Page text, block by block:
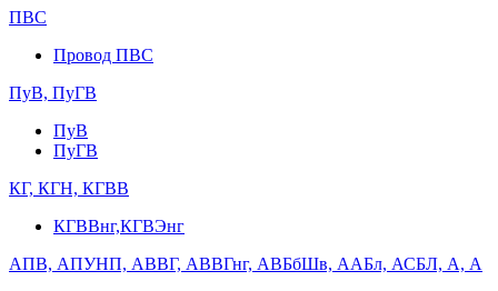
ПВС
Провод ПВС
ПуВ, ПуГВ
ПуВ
ПуГВ
КГ, КГН, КГВВ
КГВВнг,КГВЭнг
АПВ, АПУНП, АВВГ, АВВГнг, АВБбШв, ААБл, АСБЛ, А, А